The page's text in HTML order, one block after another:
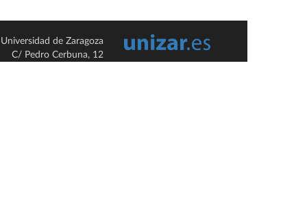
Universidad de Zaragoza
C/ Pedro Cerbuna, 12